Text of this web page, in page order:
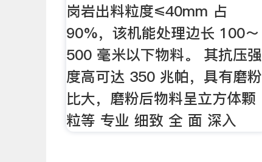
岗岩出料粒度≤40mm 占
90%，该机能处理边长 100～
500 毫米以下物料。 其抗压强
度高可达 350 兆帕，具有磨粉
比大，磨粉后物料呈立方体颗
粒等 专业 细致 全 面 深入